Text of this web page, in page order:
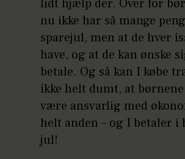
lidt hjælp der. Over for
nu ikke har så mange
sparejul, men at de hver
have, og at de kan ønske
betale. Og så kan I købe
ikke helt dumt, at
være ansvarlig med
helt anden – og I betaler
jul!